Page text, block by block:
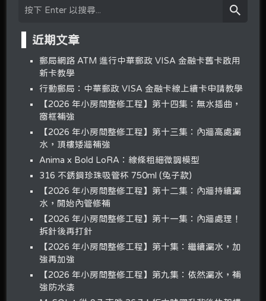
近期文章
郵局網路 ATM 進行中華郵政 VISA 金融卡舊卡啟用
新卡教學
行動郵局：中華郵政 VISA 金融卡線上續卡申請教學
【2026 年小房間整修工程】第十四集：無水插曲，
窗框補強
【2026 年小房間整修工程】第十三集：內牆高處漏
水，頂樓矮牆補強
Anima x Bold LoRA：線條粗細微調模型
316 不銹鋼珍珠吸管杯 750ml (兔子款)
【2026 年小房間整修工程】第十二集：內牆持續漏
水，開始內管修補
【2026 年小房間整修工程】第十一集：內牆處理！
拆針後再打針
【2026 年小房間整修工程】第十集：繼續漏水，加
強再加強
【2026 年小房間整修工程】第九集：依然漏水，補
強防水漆